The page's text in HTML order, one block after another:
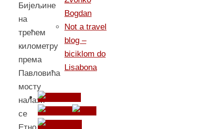
Бијељине
на
трећем
километру
према
Павловића
мосту
налази
се
Bogdan
Not a travel
blog –
biciklom do
Lisabona